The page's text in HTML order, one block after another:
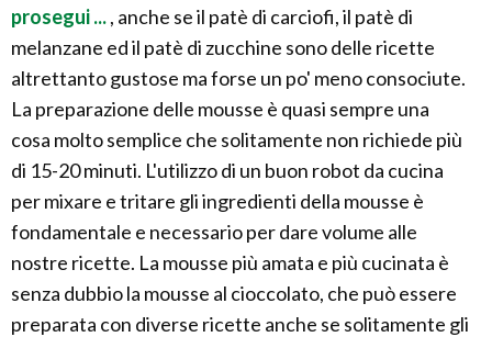
prosegui ..., anche se il patè di carciofi, il patè di
melanzane ed il patè di zucchine sono delle ricette
altrettanto gustose ma forse un po' meno consociute.
La preparazione delle mousse è quasi sempre una
cosa molto semplice che solitamente non richiede più
di 15-20 minuti. L'utilizzo di un buon robot da cucina
per mixare e tritare gli ingredienti della mousse è
fondamentale e necessario per dare volume alle
nostre ricette. La mousse più amata e più cucinata è
senza dubbio la mousse al cioccolato, che può essere
preparata con diverse ricette anche se solitamente gli